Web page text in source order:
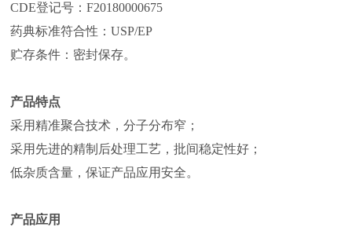
CDE登记号：F20180000675
药典标准符合性：USP/EP
贮存条件：密封保存。
产品特点
采用精准聚合技术，分子分布窄；
采用先进的精制后处理工艺，批间稳定性好；
低杂质含量，保证产品应用安全。
产品应用